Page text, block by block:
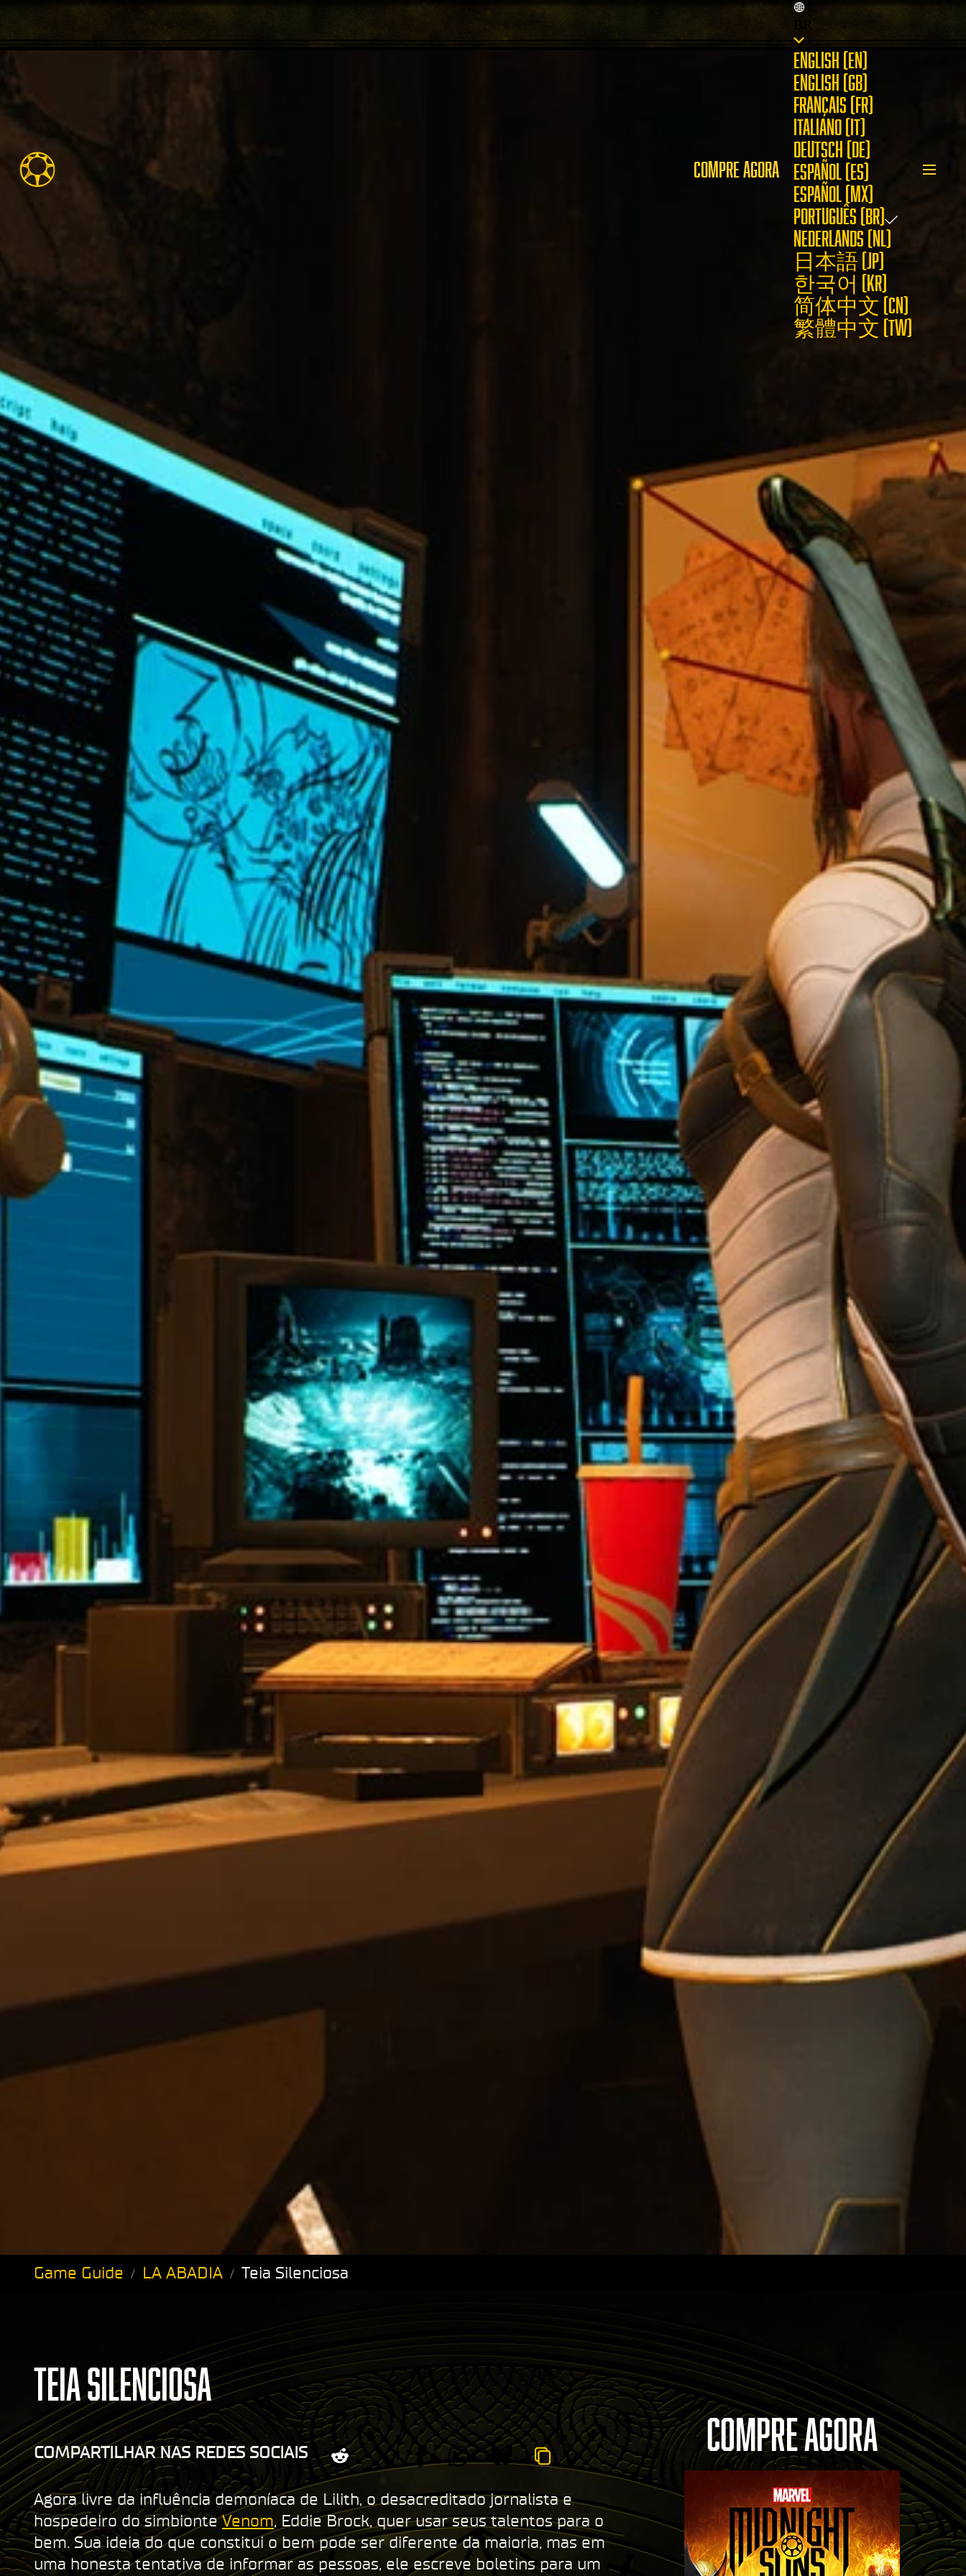
COMPRE AGORA
BR
ENGLISH (EN)
ENGLISH (GB)
FRANÇAIS (FR)
ITALIANO (IT)
DEUTSCH (DE)
ESPAÑOL (ES)
ESPAÑOL (MX)
PORTUGUÊS (BR)
NEDERLANDS (NL)
日本語 (JP)
한국어 (KR)
简体中文 (CN)
繁體中文 (TW)
Game Guide LA ABADIA Teia Silenciosa
TEIA SILENCIOSA
COMPARTILHAR NAS REDES SOCIAIS
Agora livre da influência demoníaca de Lilith, o desacreditado jornalista e
hospedeiro do simbionteVenom, Eddie Brock, quer usar seus talentos para o
bem. Sua ideia do que constitui o bem pode ser diferente da maioria, mas em
uma honesta tentativa de informar as pessoas, ele escreve boletins para um
COMPRE AGORA